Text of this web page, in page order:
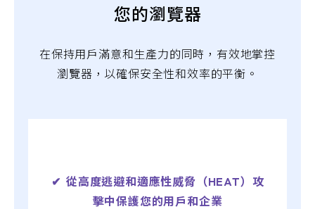
您的瀏覽器
在保持用戶滿意和生產力的同時，有效地掌控
瀏覽器，以確保安全性和效率的平衡。
✔︎ 從高度逃避和適應性威脅（HEAT）攻
擊中保護您的用戶和企業